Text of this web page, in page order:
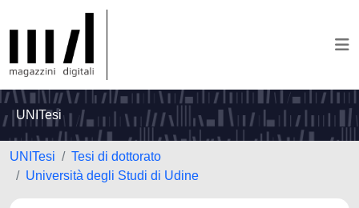
UNITesi
UNITesi
Tesi di dottorato
Università degli Studi di Udine